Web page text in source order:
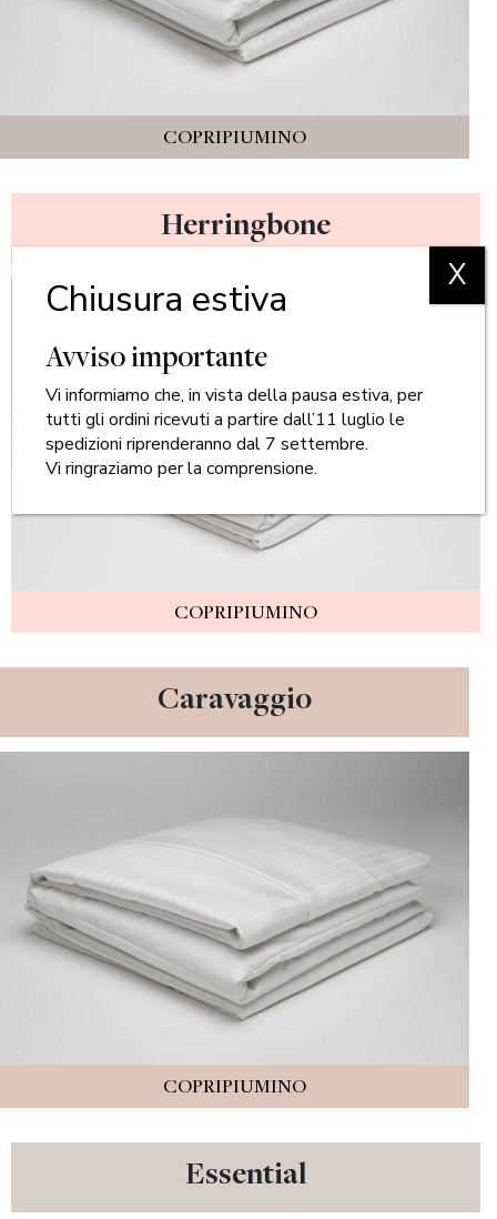
COPRIPIUMINO
Herringbone
COPRIPIUMINO
Caravaggio
COPRIPIUMINO
Essential
Chiusura estiva
Avviso importante
Vi informiamo che, in vista della pausa estiva, per
tutti gli ordini ricevuti a partire dall’11 luglio le
spedizioni riprenderanno dal 7 settembre.
Vi ringraziamo per la comprensione.
X